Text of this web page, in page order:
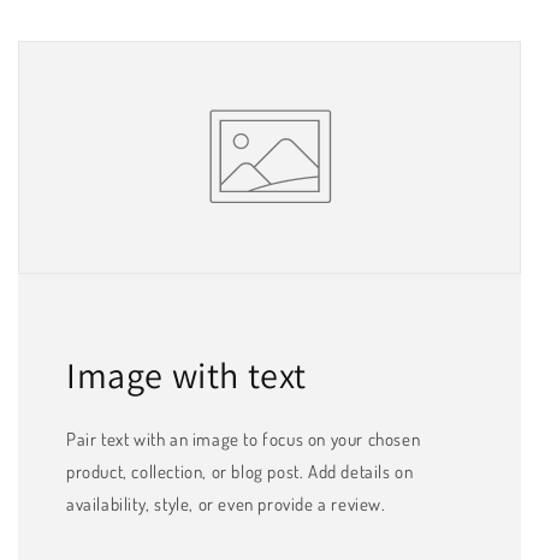
Image with text
Pair text with an image to focus on your chosen
product, collection, or blog post. Add details on
availability, style, or even provide a review.